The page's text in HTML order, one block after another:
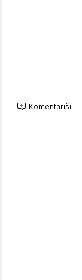
Komentariši